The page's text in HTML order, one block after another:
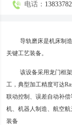
电话：
导轨磨床是机床制
关键工艺装备。
该设备采用龙门框
工，典型加工精度可达
联动控制、误差自动补
机、机器人制造、航空
装备